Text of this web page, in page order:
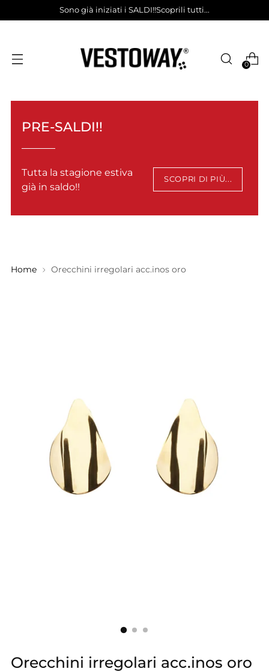
Sono già iniziati i SALDI!!Scoprili tutti...
0
PRE-SALDI!!
Tutta la stagione estiva
già in saldo!!
SCOPRI DI PIÙ...
Home Orecchini irregolari acc.inos oro
Orecchini irregolari acc.inos oro